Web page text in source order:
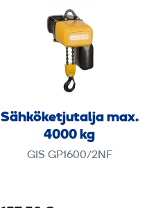
ä
h
k
ö
­
e
Sähkö­ketjutalja max.
4000 kg
GIS GP1600/2NF